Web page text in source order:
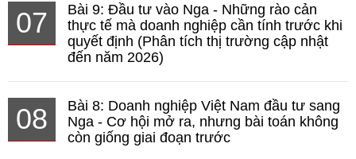
07
Bài 9: Đầu tư vào Nga - Những rào cản
thực tế mà doanh nghiệp cần tính trước khi
quyết định (Phân tích thị trường cập nhật
đến năm 2026)
08
Bài 8: Doanh nghiệp Việt Nam đầu tư sang
Nga - Cơ hội mở ra, nhưng bài toán không
còn giống giai đoạn trước